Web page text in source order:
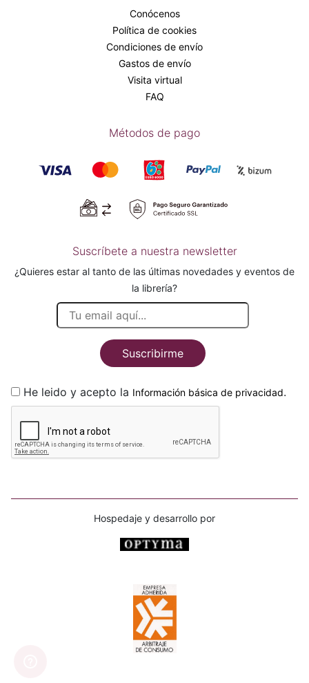
Conócenos
Política de cookies
Condiciones de envío
Gastos de envío
Visita virtual
FAQ
Métodos de pago
Suscríbete a nuestra newsletter
¿Quieres estar al tanto de las últimas novedades y eventos de
la librería?
Suscribirme
He leido y acepto la Información básica de privacidad.
Hospedaje y desarrollo por